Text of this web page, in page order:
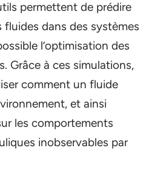
permettent de prédire
dans des systèmes
l’optimisation des
Grâce à ces simulations,
comment un fluide
et ainsi
les comportements
inobservables par